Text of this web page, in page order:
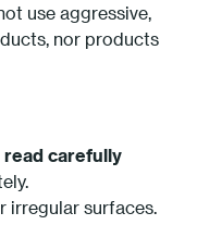
use aggressive,
nor products
carefully
irregular surfaces.